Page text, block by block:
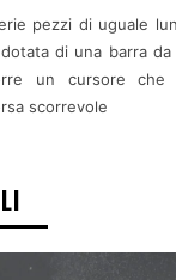
pezzi di uguale
di una barra da
un cursore che
scorrevole